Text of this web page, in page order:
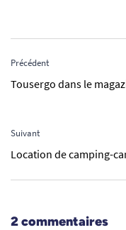
Précédent
Tousergo dans le
Suivant
Location de camping-
2 commentaires